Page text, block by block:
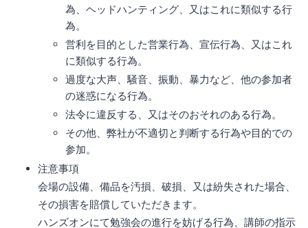
為、ヘッドハンティング、又はこれに類似する行
為。
営利を目的とした営業行為、宣伝行為、又はこれ
に類似する行為。
過度な大声、騒音、振動、暴力など、他の参加者
の迷惑になる行為。
法令に違反する、又はそのおそれのある行為。
その他、弊社が不適切と判断する行為や目的での
参加。
注意事項
会場の設備、備品を汚損、破損、又は紛失された場合、
その損害を賠償していただきます。
ハンズオンにて勉強会の進行を妨げる行為、講師の指示